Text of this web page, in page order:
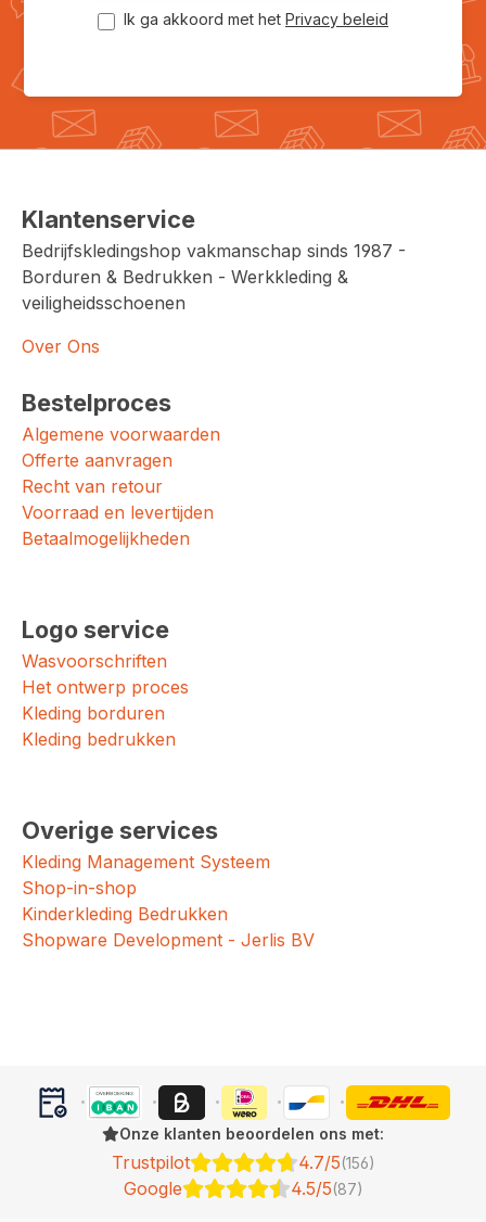
Ik ga akkoord met het Privacy beleid
Klantenservice
Bedrijfskledingshop vakmanschap sinds 1987 -
Borduren & Bedrukken - Werkkleding &
veiligheidsschoenen
Over Ons
Bestelproces
Algemene voorwaarden
Offerte aanvragen
Recht van retour
Voorraad en levertijden
Betaalmogelijkheden
Logo service
Wasvoorschriften
Het ontwerp proces
Kleding borduren
Kleding bedrukken
Overige services
Kleding Management Systeem
Shop-in-shop
Kinderkleding Bedrukken
Shopware Development - Jerlis BV
Onze klanten beoordelen ons met:
Trustpilot 4.7/5(156)
Google 4.5/5(87)